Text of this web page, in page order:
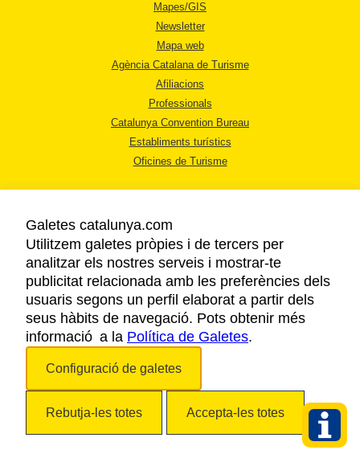
Mapes/GIS
Newsletter
Mapa web
Agència Catalana de Turisme
Afiliacions
Professionals
Catalunya Convention Bureau
Establiments turístics
Oficines de Turisme
AVÍS LEGAL
POLÍTICA DE PRIVACITAT
COOKIES
ACCESSIBILITAT
Galetes catalunya.com
Utilitzem galetes pròpies i de tercers per
analitzar els nostres serveis i mostrar-te
publicitat relacionada amb les preferències dels
usuaris segons un perfil elaborat a partir dels
seus hàbits de navegació. Pots obtenir més
informació a la Política de Galetes.
Configuració de galetes
Rebutja-les totes Accepta-les totes